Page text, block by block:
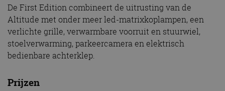
De First Edition combineert de uitrusting van de
Altitude met onder meer led-matrixkoplampen, een
verlichte grille, verwarmbare voorruit en stuurwiel,
stoelverwarming, parkeercamera en elektrisch
bedienbare achterklep.
Prijzen